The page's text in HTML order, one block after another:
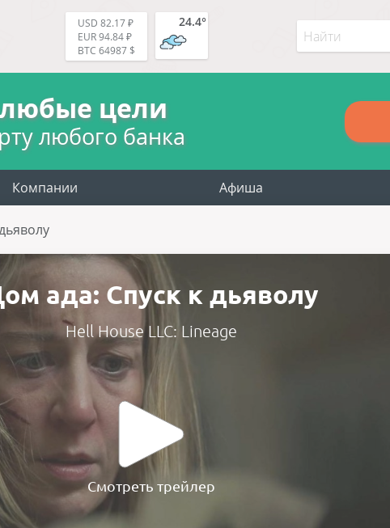
USD 82.17 ₽
EUR 94.84 ₽
BTC 64987 $
24.4°
цели
любого банка
Компании Афиша
ада: Спуск к дьяволу
Hell House LLC: Lineage
Смотреть трейлер